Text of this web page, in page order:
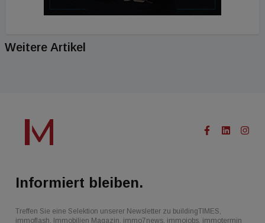
Weitere Artikel
Informiert bleiben.
Treffen Sie eine Selektion unserer Newsletter zu buildingTIMES,
immoflash, Immobilien Magazin, immo7news, immojobs, immotermin